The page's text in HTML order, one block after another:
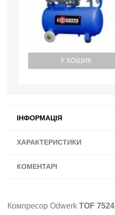
У КОШИК
ІНФОРМАЦІЯ
ХАРАКТЕРИСТИКИ
КОМЕНТАРІ
Компресор Odwerk TOF 7524